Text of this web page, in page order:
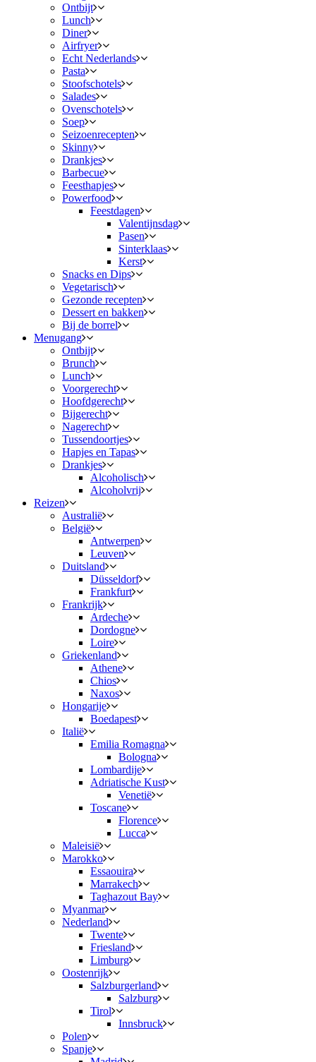
Ontbijt
Lunch
Diner
Airfryer
Echt Nederlands
Pasta
Stoofschotels
Salades
Ovenschotels
Soep
Seizoenrecepten
Skinny
Drankjes
Barbecue
Feesthapjes
Powerfood
Feestdagen
Valentijnsdag
Pasen
Sinterklaas
Kerst
Snacks en Dips
Vegetarisch
Gezonde recepten
Dessert en bakken
Bij de borrel
Menugang
Ontbijt
Brunch
Lunch
Voorgerecht
Hoofdgerecht
Bijgerecht
Nagerecht
Tussendoortjes
Hapjes en Tapas
Drankjes
Alcoholisch
Alcoholvrij
Reizen
Australië
België
Antwerpen
Leuven
Duitsland
Düsseldorf
Frankfurt
Frankrijk
Ardeche
Dordogne
Loire
Griekenland
Athene
Chios
Naxos
Hongarije
Boedapest
Italië
Emilia Romagna
Bologna
Lombardije
Adriatische Kust
Venetië
Toscane
Florence
Lucca
Maleisië
Marokko
Essaouira
Marrakech
Taghazout Bay
Myanmar
Nederland
Twente
Friesland
Limburg
Oostenrijk
Salzburgerland
Salzburg
Tirol
Innsbruck
Polen
Spanje